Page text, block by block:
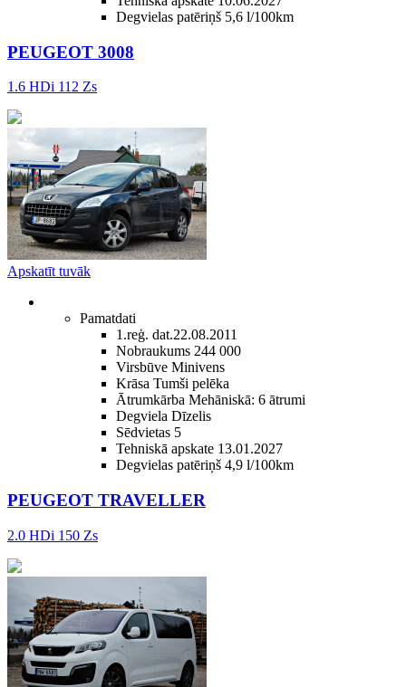
Degvielas patēriņš 5,6 l/100km
PEUGEOT 3008
1.6 HDi 112 Zs
Apskatīt tuvāk
Pamatdati
1.reģ. dat.22.08.2011
Nobraukums 244 000
Virsbūve Minivens
Krāsa Tumši pelēka
Ātrumkārba Mehāniskā: 6 ātrumi
Degviela Dīzelis
Sēdvietas 5
Tehniskā apskate 13.01.2027
Degvielas patēriņš 4,9 l/100km
PEUGEOT TRAVELLER
2.0 HDi 150 Zs